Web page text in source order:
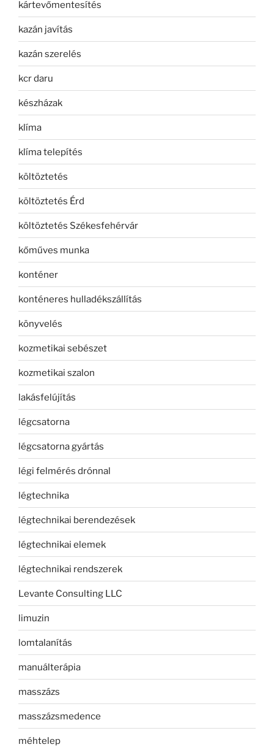
kártevőmentesítés
kazán javítás
kazán szerelés
kcr daru
készházak
klíma
klíma telepítés
költöztetés
költöztetés Érd
költöztetés Székesfehérvár
kőműves munka
konténer
konténeres hulladékszállítás
könyvelés
kozmetikai sebészet
kozmetikai szalon
lakásfelújítás
légcsatorna
légcsatorna gyártás
légi felmérés drónnal
légtechnika
légtechnikai berendezések
légtechnikai elemek
légtechnikai rendszerek
Levante Consulting LLC
limuzin
lomtalanítás
manuálterápia
masszázs
masszázsmedence
méhtelep